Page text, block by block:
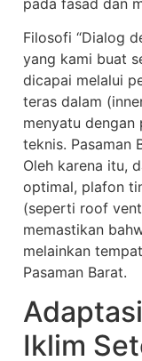
Filosofi “Dialog
yang kami buat
dicapai melalui
teras dalam
menyatu dengan
teknis. Pasaman
Oleh karena itu,
optimal, plafon
(seperti roof
memastikan
melainkan
Pasaman Barat.
Iklim